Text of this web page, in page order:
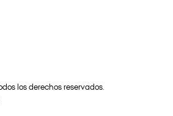
los derechos reservados.